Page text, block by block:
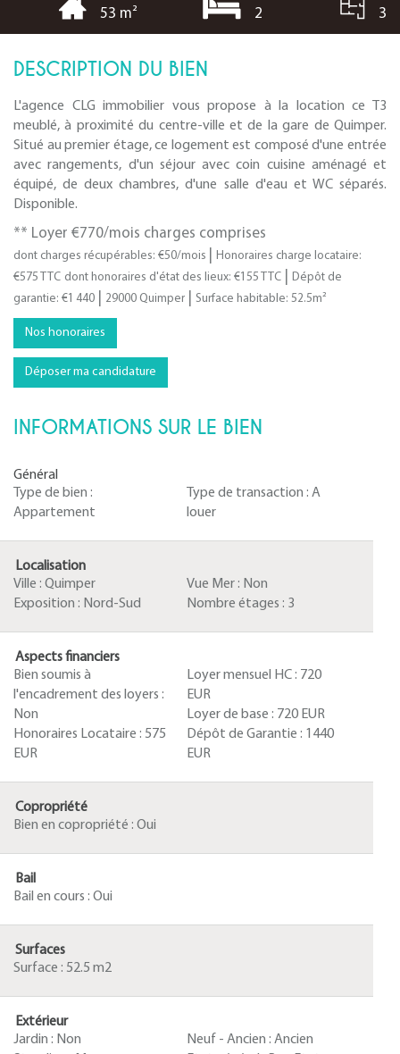
53 m² 2 3
DESCRIPTION DU BIEN
L'agence CLG immobilier vous propose à la location ce T3
meublé, à proximité du centre-ville et de la gare de Quimper.
Situé au premier étage, ce logement est composé d'une entrée
avec rangements, d'un séjour avec coin cuisine aménagé et
équipé, de deux chambres, d'une salle d'eau et WC séparés.
Disponible.
** Loyer €770/mois charges comprises
dont charges récupérables: €50/mois
Honoraires charge locataire:
€575 TTC dont honoraires d'état des lieux: €155 TTC
Dépôt de
garantie: €1 440
29000 Quimper Surface habitable: 52.5m²
Nos honoraires
Déposer ma candidature
INFORMATIONS SUR LE BIEN
Général
Type de bien :
Appartement
Type de transaction : A
louer
Localisation
Ville : Quimper Vue Mer : Non
Exposition : Nord-Sud Nombre étages : 3
Aspects financiers
Bien soumis à
l'encadrement des loyers :
Non
Loyer mensuel HC : 720
EUR
Loyer de base : 720 EUR
Honoraires Locataire : 575
EUR
Dépôt de Garantie : 1440
EUR
Copropriété
Bien en copropriété : Oui
Bail
Bail en cours : Oui
Surfaces
Surface : 52.5 m2
Extérieur
Jardin : Non Neuf - Ancien : Ancien